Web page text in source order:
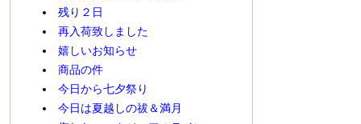
残り２日
再入荷致しました
嬉しいお知らせ
商品の件
今日から七夕祭り
今日は夏越しの祓＆満月